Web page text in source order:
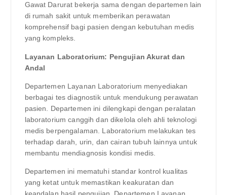
Gawat Darurat bekerja sama dengan departemen lain
di rumah sakit untuk memberikan perawatan
komprehensif bagi pasien dengan kebutuhan medis
yang kompleks.
Layanan Laboratorium: Pengujian Akurat dan
Andal
Departemen Layanan Laboratorium menyediakan
berbagai tes diagnostik untuk mendukung perawatan
pasien. Departemen ini dilengkapi dengan peralatan
laboratorium canggih dan dikelola oleh ahli teknologi
medis berpengalaman. Laboratorium melakukan tes
terhadap darah, urin, dan cairan tubuh lainnya untuk
membantu mendiagnosis kondisi medis.
Departemen ini mematuhi standar kontrol kualitas
yang ketat untuk memastikan keakuratan dan
keandalan hasil pengujian. Departemen Layanan